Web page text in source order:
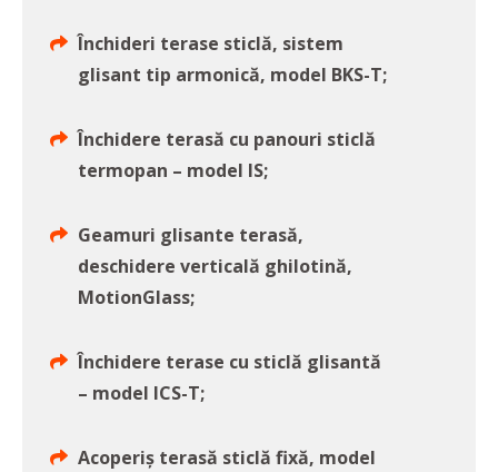
Închideri terase sticlă, sistem
glisant tip armonică, model BKS-T;
Închidere terasă cu panouri sticlă
termopan – model IS;
Geamuri glisante terasă,
deschidere verticală ghilotină,
MotionGlass;
Închidere terase cu sticlă glisantă
– model ICS-T;
Acoperiș terasă sticlă fixă, model